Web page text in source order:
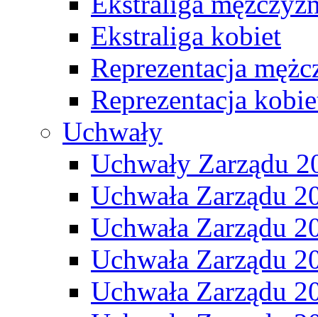
Ekstraliga kobiet
Reprezentacja
Reprezentacja
Uchwały
Uchwały Zarządu
Uchwała Zarządu
Uchwała Zarządu
Uchwała Zarządu
Uchwała Zarządu